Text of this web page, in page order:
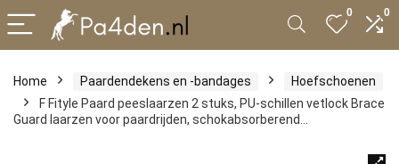
0 0
Home Paardendekens en -bandages
Hoefschoenen
F Fityle Paard peeslaarzen 2 stuks, PU-schillen vetlock Brace
Guard laarzen voor paardrijden, schokabsorberend…